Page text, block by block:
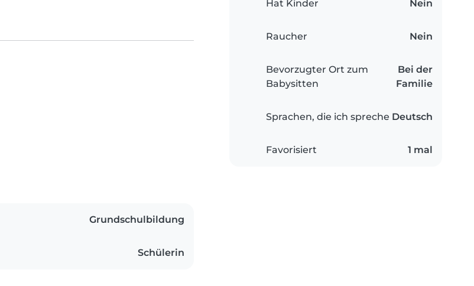
Hat Kinder Nein
Raucher Nein
Bevorzugter Ort zum
Babysitten
Bei der
Familie
Sprachen, die ich spreche Deutsch
Favorisiert 1 mal
Grundschulbildung
Schülerin